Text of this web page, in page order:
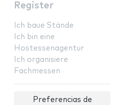
Register
Ich baue Stände
Ich bin eine
Hostessenagentur
Ich organisiere
Fachmessen
Preferencias de